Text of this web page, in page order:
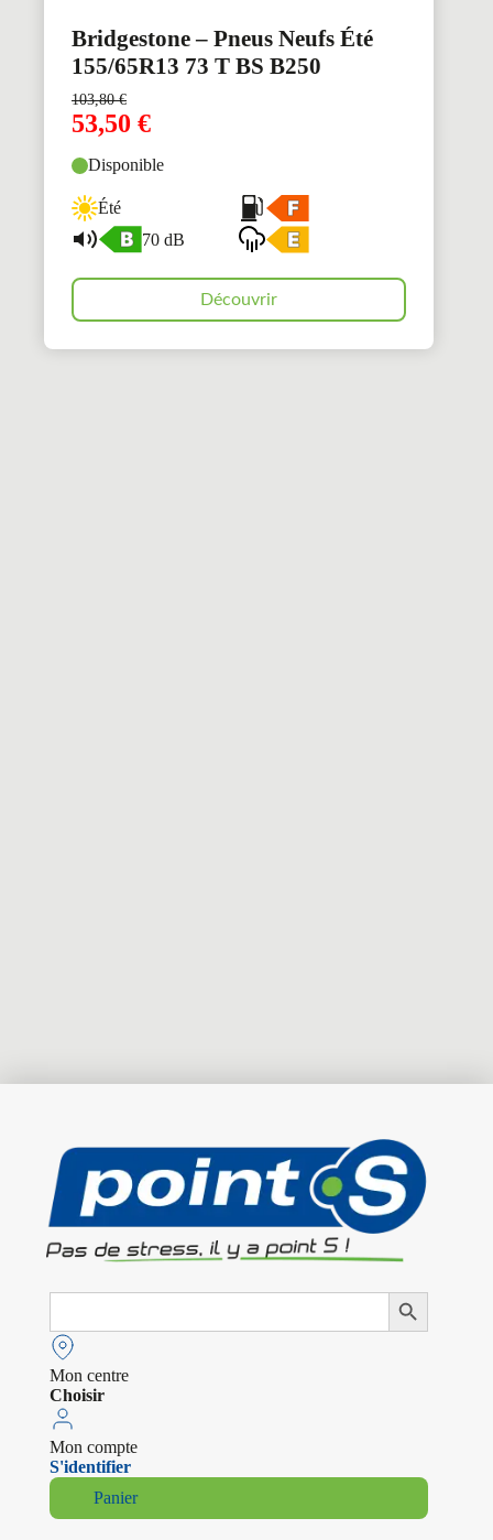
Bridgestone – Pneus Neufs Été
155/65R13 73 T BS B250
103,80€
53,50 €
Disponible
Été
70 dB
Découvrir
Search
Search Button
Mon centre
Choisir
Mon compte
S'identifier
Panier